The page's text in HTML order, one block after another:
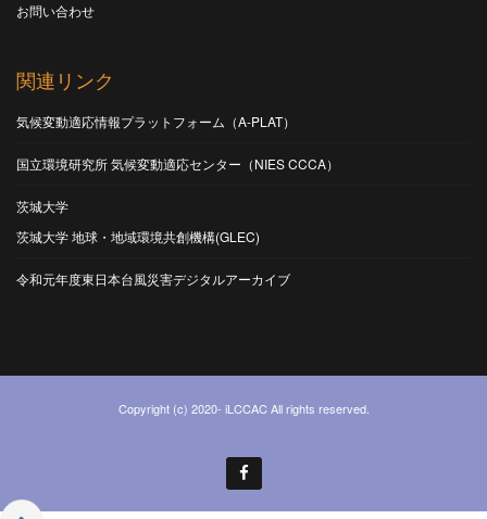
お問い合わせ
関連リンク
気候変動適応情報プラットフォーム（A-PLAT）
国立環境研究所 気候変動適応センター（NIES CCCA）
茨城大学
茨城大学 地球・地域環境共創機構(GLEC)
令和元年度東日本台風災害デジタルアーカイブ
Copyright (c) 2020- iLCCAC All rights reserved.